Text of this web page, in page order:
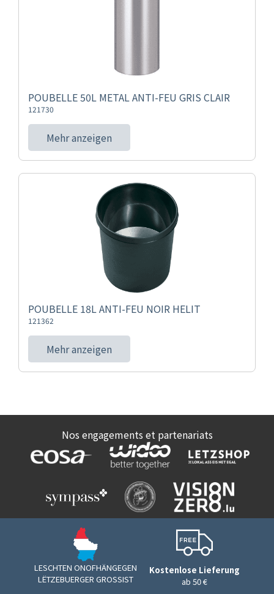
POUBELLE 50L METAL ANTI-FEU GRIS CLAIR
121730
Mehr anzeigen
POUBELLE 18L ANTI-FEU NOIR HELIT
121362
Mehr anzeigen
Nos engagements et partenariats
LESCHTEN ONOFHÄNGEGEN
LËTZEBUERGER GROSSIST
Kostenlose Lieferung
ab 50 €